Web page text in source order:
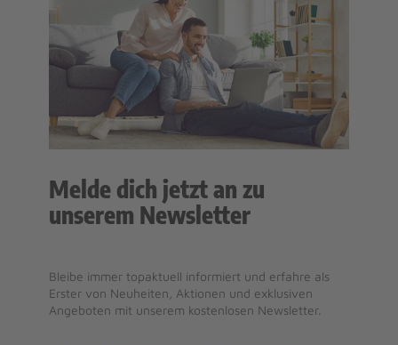
Melde dich jetzt an zu
unserem Newsletter
Bleibe immer topaktuell informiert und erfahre als
Erster von Neuheiten, Aktionen und exklusiven
Angeboten mit unserem kostenlosen Newsletter.